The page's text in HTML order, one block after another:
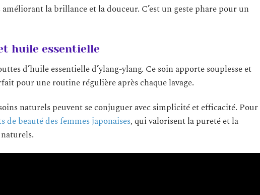
la brillance et la douceur. C’est un geste phare pour un
huile essentielle
d’huile essentielle d’ylang-ylang. Ce soin apporte souplesse et
pour une routine régulière après chaque lavage.
naturels peuvent se conjuguer avec simplicité et efficacité. Pour
de beauté des femmes japonaises, qui valorisent la pureté et la